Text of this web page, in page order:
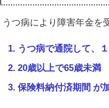
うつ病により障害年金を
うつ病で通院して、
20歳以上で65歳未満
保険料納付済期間 が